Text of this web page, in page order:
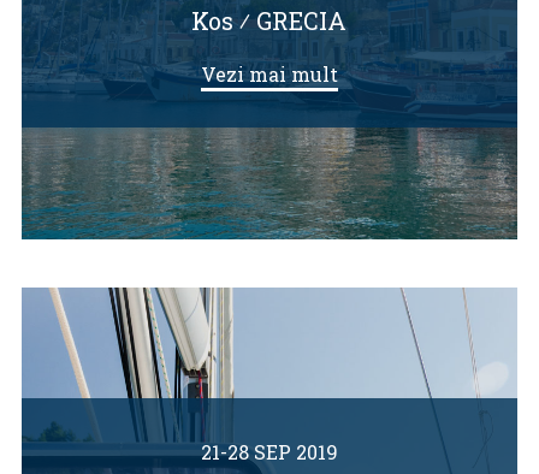
Kos⁄GRECIA
Vezi mai mult
21-28 SEP 2019